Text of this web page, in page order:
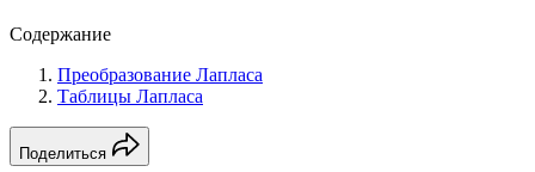
Содержание
Преобразование Лапласа
Таблицы Лапласа
Поделиться